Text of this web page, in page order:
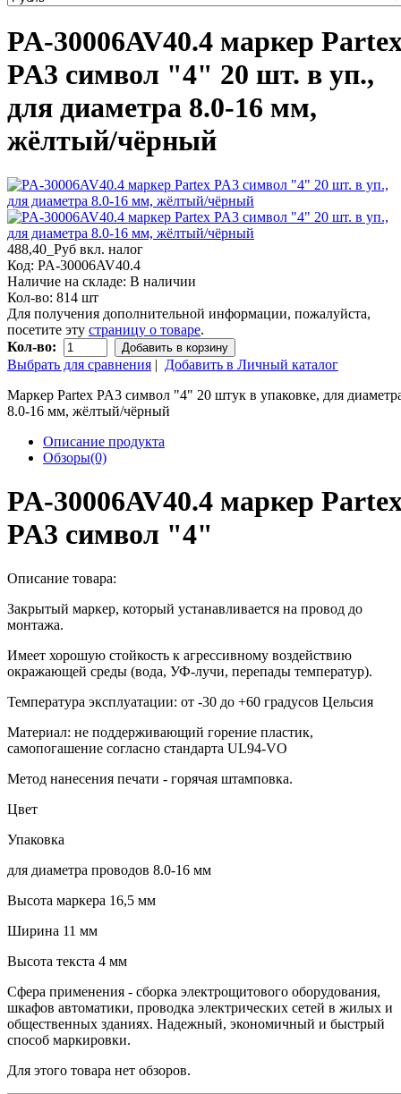
PA-30006AV40.4 маркер
PA3 символ "4" 20 шт. в уп.,
для диаметра 8.0-16 мм,
жёлтый/чёрный
488,40_Руб вкл. налог
Код: PA-30006AV40.4
Наличие на складе: В наличии
Кол-во: 814 шт
Для получения дополнительной информации, пожалуйста,
посетите эту страницу о товаре.
Кол-во:
Добавить в корзину
Выбрать для сравнения | Добавить в Личный каталог
Маркер Partex PA3 символ "4" 20 штук в упаковке, для
8.0-16 мм, жёлтый/чёрный
Описание продукта
Обзоры(0)
PA-30006AV40.4 маркер
PA3 символ "4"
Описание товара:
Закрытый маркер, который устанавливается на провод до
монтажа.
Имеет хорошую стойкость к агрессивному воздействию
окражающей среды (вода, УФ-лучи, перепады температур).
Температура эксплуатации: от -30 до +60 градусов Цельсия
Материал: не поддерживающий горение пластик,
самопогашение согласно стандарта UL94-VO
Метод нанесения печати - горячая штамповка.
Цвет
Упаковка
для диаметра проводов 8.0-16 мм
Высота маркера 16,5 мм
Ширина 11 мм
Высота текста 4 мм
Сфера применения - сборка электрощитового оборудования,
шкафов автоматики, проводка электрических сетей в жилых и
общественных зданиях. Надежный, экономичный и быстрый
способ маркировки.
Для этого товара нет обзоров.